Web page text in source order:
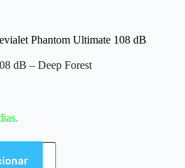
Phantom Ultimate 108 dB
dB – Deep Forest